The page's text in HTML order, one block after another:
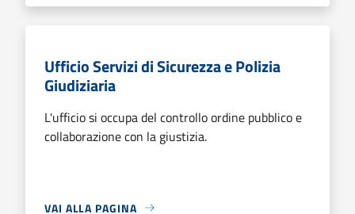
Ufficio Servizi di Sicurezza e Polizia
Giudiziaria
L'ufficio si occupa del controllo ordine pubblico e
collaborazione con la giustizia.
VAI ALLA PAGINA